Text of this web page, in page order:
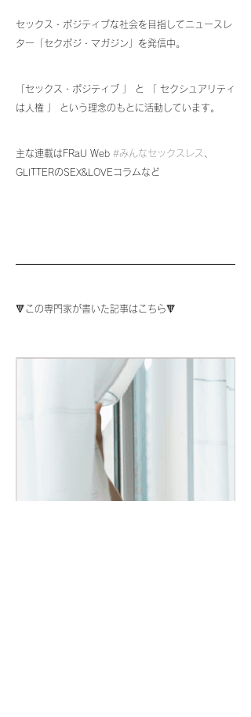
セックス・ポジティブな社会を目指してニュースレ
ター「セクポジ・マガジン」を発信中。
「セックス・ポジティブ 」 と 「 セクシュアリティ
は人権 」 という理念のもとに活動しています。
主な連載はFRaU Web #みんなセックスレス
GLITTERのSEX&LOVEコラムなど
🔻この専門家が書いた記事はこちら🔻